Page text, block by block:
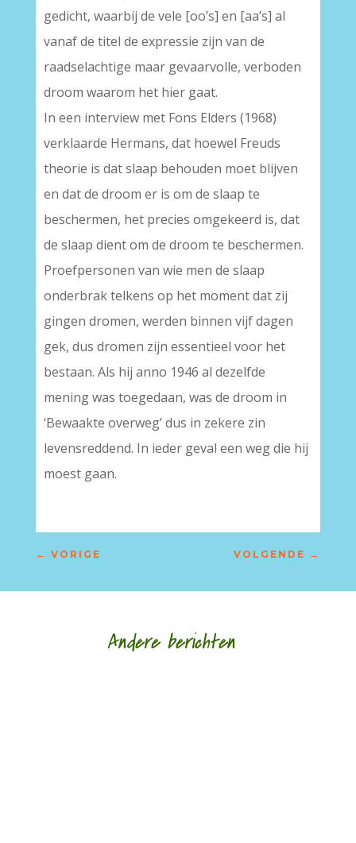
gedicht, waarbij de vele [oo’s] en [aa’s] al
vanaf de titel de expressie zijn van de
raadselachtige maar gevaarvolle, verboden
droom waarom het hier gaat.
In een interview met Fons Elders (1968)
verklaarde Hermans, dat hoewel Freuds
theorie is dat slaap behouden moet blijven
en dat de droom er is om de slaap te
beschermen, het precies omgekeerd is, dat
de slaap dient om de droom te beschermen.
Proefpersonen van wie men de slaap
onderbrak telkens op het moment dat zij
gingen dromen, werden binnen vijf dagen
gek, dus dromen zijn essentieel voor het
bestaan. Als hij anno 1946 al dezelfde
mening was toegedaan, was de droom in
‘Bewaakte overweg’ dus in zekere zin
levensreddend. In ieder geval een weg die hij
moest gaan.
← VORIGE VOLGENDE →
Andere berichten